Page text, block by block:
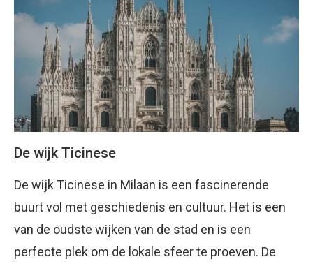
De wijk Ticinese
De wijk Ticinese in Milaan is een fascinerende
buurt vol met geschiedenis en cultuur. Het is een
van de oudste wijken van de stad en is een
perfecte plek om de lokale sfeer te proeven. De